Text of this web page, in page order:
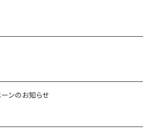
ンのお知らせ